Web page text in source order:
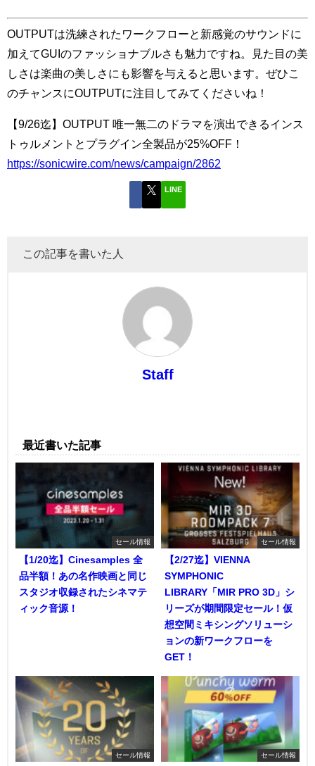
OUTPUTは洗練されたワークフローと新感覚のサウンドに
加えてGUIのファッショナブルさも魅力ですね。見た目の美
しさは楽曲の美しさにも影響を与えると思います。ぜひこ
のチャンスにOUTPUTに注目してみてくださいね！
【9/26迄】OUTPUT 唯一無二のドラマを演出できるインス
トゥルメントとプラグイン全製品が25%OFF！
https://sonicwire.com/news/campaign/2862
LINE
この記事を書いた人
Staff
最近書いた記事
セール情報
【1/20迄】Cinesamples 全
品半額！あの名作映画と同じ
スタジオ収録されたシネマテ
ィック音源！
セール情報
【2/27迄】VIENNA
SYMPHONIC
LIBRARY「MIR PRO 3D」シ
リーズが期間限定セール！仮
想空間ミキシングソリューシ
ョンの新ワークフローを
GET！
セール情報 セール情報